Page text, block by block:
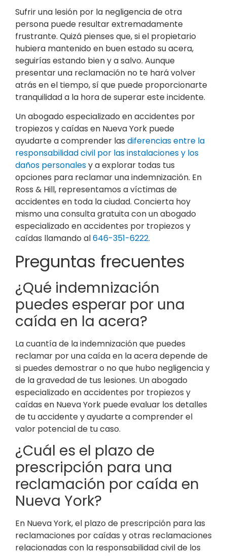
Sufrir una lesión por la negligencia de otra
persona puede resultar extremadamente
frustrante. Quizá pienses que, si el propietario
hubiera mantenido en buen estado su acera,
seguirías estando bien y a salvo. Aunque
presentar una reclamación no te hará volver
atrás en el tiempo, sí que puede proporcionarte
tranquilidad a la hora de superar este incidente.
Un abogado especializado en accidentes por
tropiezos y caídas en Nueva York puede
ayudarte a comprender las diferencias entre la
responsabilidad civil por las instalaciones y los
daños personalesy a explorar todas tus
opciones para reclamar una indemnización. En
Ross & Hill, representamos a víctimas de
accidentes en toda la ciudad. Concierta hoy
mismo una consulta gratuita con un abogado
especializado en accidentes por tropiezos y
caídas llamando al646-351-6222.
Preguntas frecuentes
¿Qué indemnización
puedes esperar por una
caída en la acera?
La cuantía de la indemnización que puedes
reclamar por una caída en la acera depende de
si puedes demostrar o no que hubo negligencia y
de la gravedad de tus lesiones. Un abogado
especializado en accidentes por tropiezos y
caídas en Nueva York puede evaluar los detalles
de tu accidente y ayudarte a comprender el
valor potencial de tu caso.
¿Cuál es el plazo de
prescripción para una
reclamación por caída en
Nueva York?
En Nueva York, el plazo de prescripción para las
reclamaciones por caídas y otras reclamaciones
relacionadas con la responsabilidad civil de los